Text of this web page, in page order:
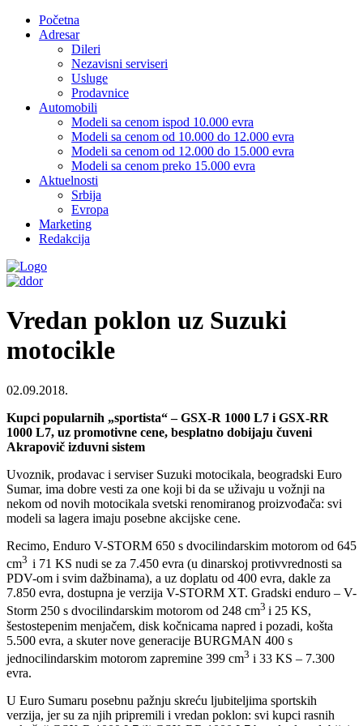
Početna
Adresar
Dileri
Nezavisni serviseri
Usluge
Prodavnice
Automobili
Modeli sa cenom ispod 10.000 evra
Modeli sa cenom od 10.000 do 12.000 evra
Modeli sa cenom od 12.000 do 15.000 evra
Modeli sa cenom preko 15.000 evra
Aktuelnosti
Srbija
Evropa
Marketing
Redakcija
Vredan poklon uz Suzuki
motocikle
02.09.2018.
Kupci popularnih „sportista“ – GSX-R 1000 L7 i GSX-RR
1000 L7, uz promotivne cene, besplatno dobijaju čuveni
Akrapovič izduvni sistem
Uvoznik, prodavac i serviser Suzuki motocikala, beogradski Euro
Sumar, ima dobre vesti za one koji bi da se uživaju u vožnji na
nekom od novih motocikala svetski renomiranog proizvođača: svi
modeli sa lagera imaju posebne akcijske cene.
Recimo, Enduro V-STORM 650 s dvocilindarskim motorom od 645
cm3 i 71 KS nudi se za 7.450 evra (u dinarskoj protivvrednosti sa
PDV-om i svim dažbinama), a uz doplatu od 400 evra, dakle za
7.850 evra, dostupna je verzija V-STORM XT. Gradski enduro – V-
Storm 250 s dvocilindarskim motorom od 248 cm3 i 25 KS,
šestostepenim menjačem, disk kočnicama napred i pozadi, košta
5.500 evra, a skuter nove generacije BURGMAN 400 s
jednocilindarskim motorom zapremine 399 cm3 i 33 KS – 7.300
evra.
U Euro Sumaru posebnu pažnju skreću ljubiteljima sportskih
verzija, jer su za njih pripremili i vredan poklon: svi kupci rasnih